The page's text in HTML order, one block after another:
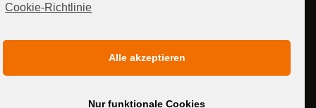
MEDIADATEN
Cookie-Richtlinie
Alle akzeptieren
Nur funktionale Cookies